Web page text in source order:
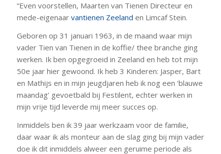
“Even voorstellen, Maarten van Tienen Directeur en
mede-eigenaar vantienen Zeeland en Limcaf Stein.
Geboren op 31 januari 1963, in de maand waar mijn
vader Tien van Tienen in de koffie/ thee branche ging
werken. Ik ben opgegroeid in Zeeland en heb tot mijn
50e jaar hier gewoond. Ik heb 3 Kinderen: Jasper, Bart
en Mathijs en in mijn jeugdjaren heb ik nog een ‘blauwe
maandag’ gevoetbald bij Festilent, echter werken in
mijn vrije tijd leverde mij meer succes op.
Inmiddels ben ik 39 jaar werkzaam voor de familie,
daar waar ik als monteur aan de slag ging bij mijn vader
doe ik dit inmiddels alweer een geruime periode als